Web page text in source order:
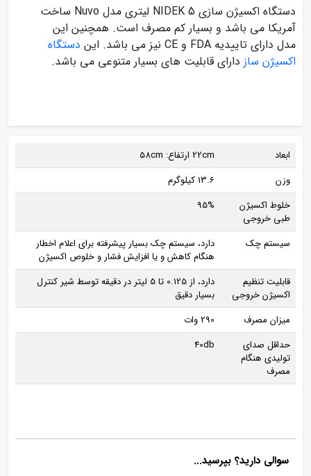
دستگاه اکسیژن سازی NIDEK 5 لیتری مدل Nuvo ساخت
آمریکا می باشد و بسیار کم مصرف است. همچنین این
مدل دارای تاییدیه FDA و CE نیز می باشد. این
دستگاه
اکسیژن ساز دارای قابلیت های بسیار متنوعی می باشد.
ابعاد
22cm ارتفاع: 58cm
وزن
13.6 کیلوگرم
خلوط اکسیژن
طبی خروجی
95%
سیستم چک
دارد، سیستم چک بسیار پیشرفته برای اعلام اخطار
هنگام کاهش و یا افزایش فشار و خلوص اکسیژن
قابلیت تنظیم
اکسیژن خروجی
دارد، از 0.125 تا 5 لیتر در دقیقه توسط شیر کنترل
بسیار دقیق
میزان مصرف
290 وات
حداقل صدای
تولیدی هنگام
مصرف
40db
سوالی دارید؟ بپرسید...